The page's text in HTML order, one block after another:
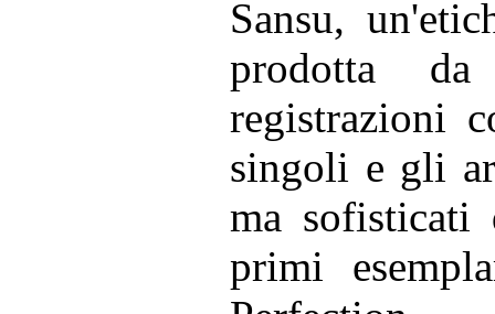
Sansu,
prodotta
registrazioni
singoli e gli
ma sofisticati
primi